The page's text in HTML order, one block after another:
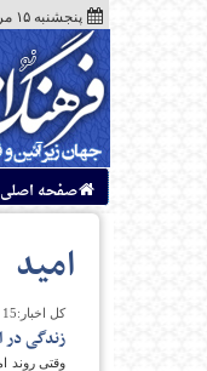
پنجشنبه ۱۵ مرداد ۰۵ - ۲۰:۵۷
صفحه اصلی
امید
کل اخبار:15
زندگی در
وقتی روند